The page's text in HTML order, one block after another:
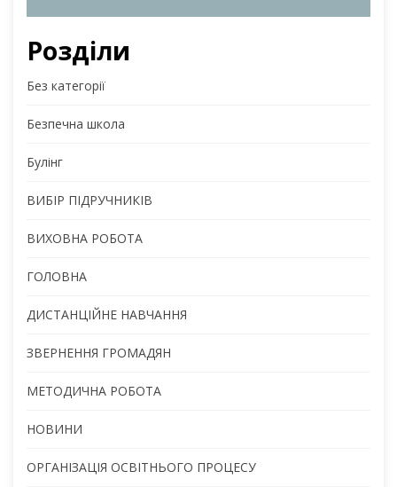
Розділи
Без категорії
Безпечна школа
Булінг
ВИБІР ПІДРУЧНИКІВ
ВИХОВНА РОБОТА
ГОЛОВНА
ДИСТАНЦІЙНЕ НАВЧАННЯ
ЗВЕРНЕННЯ ГРОМАДЯН
МЕТОДИЧНА РОБОТА
НОВИНИ
ОРГАНІЗАЦІЯ ОСВІТНЬОГО ПРОЦЕСУ